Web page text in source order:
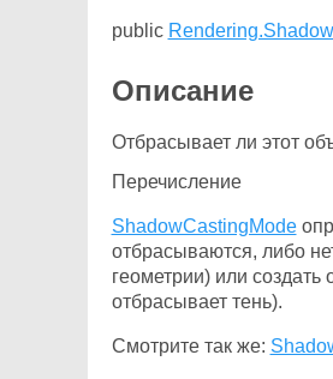
public
Описание
Отбрасывает ли этот
Перечисление
ShadowCastingMode
отбрасываются, либо
геометрии) или
отбрасывает тень).
Смотрите так же: